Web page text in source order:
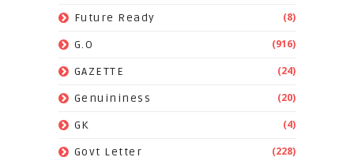
Future Ready (8)
G.O (916)
GAZETTE (24)
Genuininess (20)
GK (4)
Govt Letter (228)